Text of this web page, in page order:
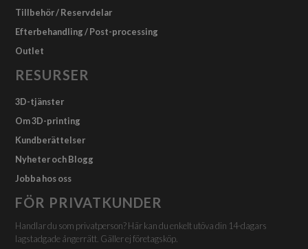
Tillbehör / Reservdelar
Efterbehandling / Post-processing
Outlet
RESURSER
3D-tjänster
Om 3D-printing
Kundberättelser
Nyheter och Blogg
Jobba hos oss
FÖR PRIVATKUNDER
Handlar du som privatperson? Här kan du enkelt utöva din 14-dagars
lagstadgade ångerrätt. Gäller ej företagsköp.